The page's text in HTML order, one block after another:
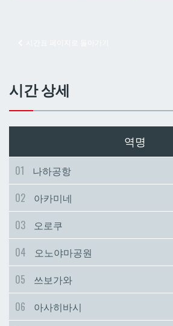
아사토
아사토
시간 상세
역명
01
나하공항
02
아카미네
03
오로쿠
04
오노야마공원
05
쓰보가와
06
아사히바시